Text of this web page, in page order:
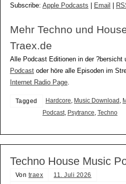
Subscribe: Apple Podcasts Email
Mehr Techno und
Traex.de
Alle Podcast Editionen in der ?bersicht
Podcastoder höre alle Episoden im
Internet Radio Page.
Tagged Hardcore, Music Download ,
Podcast, Psytrance, Techno
Techno House Music
Von traex
11. Juli 2026